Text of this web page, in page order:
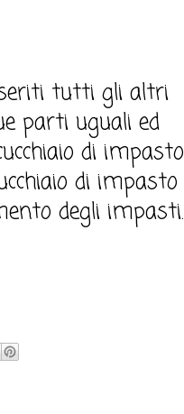
tutti gli altri
parti uguali ed
di impasto
di impasto
degli impasti.